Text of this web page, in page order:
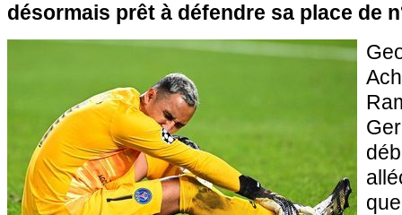
désormais prêt à défendre sa place de